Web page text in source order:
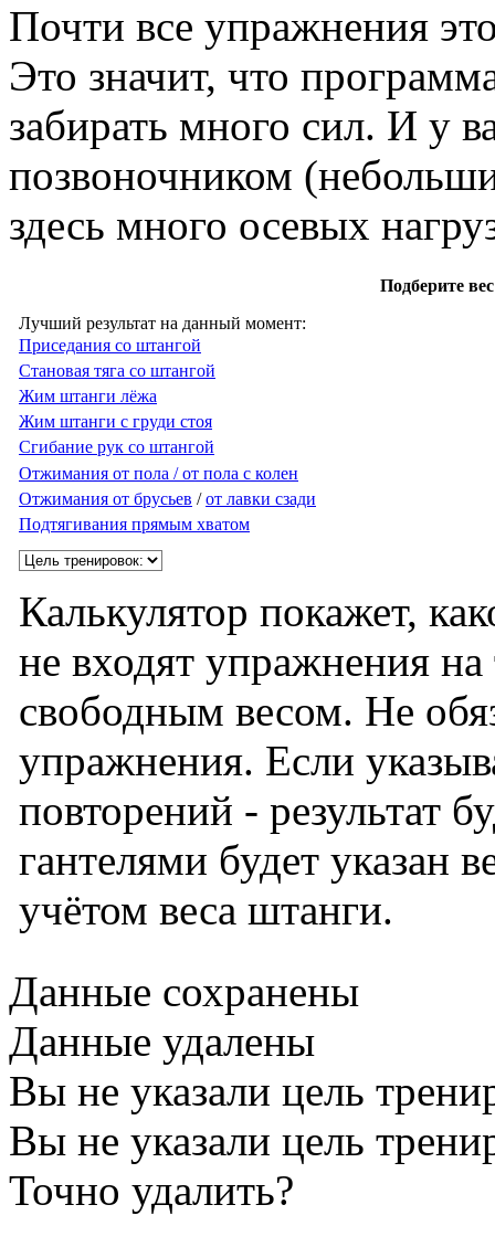
Почти все упражнения
Это значит, что
забирать много сил. И у
позвоночником
здесь много осевых
Подберите
Лучший результат на данный момент:
Приседания со штангой
Становая тяга со штангой
Жим штанги лёжа
Жим штанги с груди стоя
Сгибание рук со штангой
Отжимания от пола / от пола с колен
Отжимания от брусьев /от лавки сзади
Подтягивания прямым хватом
Калькулятор покажет,
не входят упражнения на
свободным весом. Не
упражнения. Если
повторений - результат
гантелями будет указан
учётом веса штанги.
Данные сохранены
Данные удалены
Вы не указали цель
Вы не указали цель
Точно удалить?